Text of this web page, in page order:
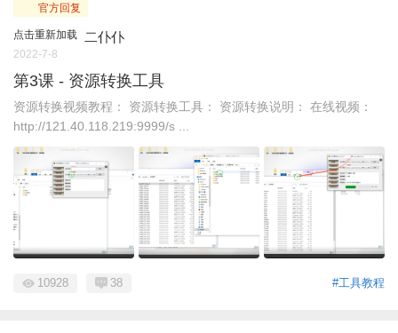
官方回复
点击重新加载 二仆仆
2022-7-8
第3课 - 资源转换工具
资源转换视频教程： 资源转换工具： 资源转换说明： 在线视频：
http://121.40.118.219:9999/s ...
#工具教程
10928 38